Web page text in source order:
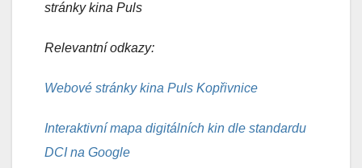
stránky kina Puls
Relevantní odkazy:
Webové stránky kina Puls Kopřivnice
Interaktivní mapa digitálních kin dle standardu
DCI na Google